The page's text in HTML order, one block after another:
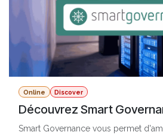
Online Discover
Découvrez Smart
Smart Governance vous permet